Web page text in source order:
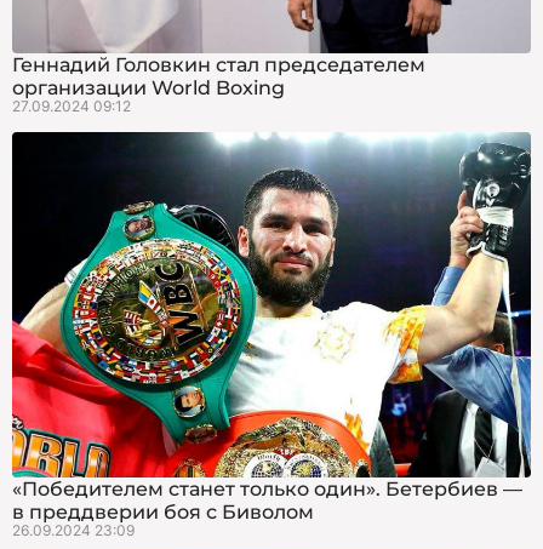
Геннадий Головкин стал председателем
организации World Boxing
27.09.2024 09:12
«Победителем станет только один». Бетербиев —
в преддверии боя с Биволом
26.09.2024 23:09